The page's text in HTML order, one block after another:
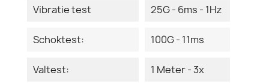
Vibratie test 25G - 6ms - 1Hz
Schoktest: 100G - 11ms
Valtest: 1 Meter - 3x